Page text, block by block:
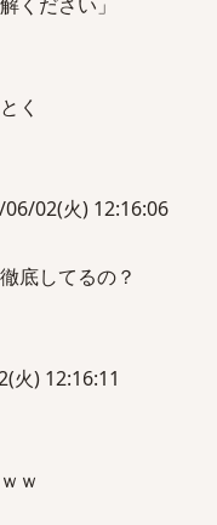
く
02(火) 12:16:06
底してるの？
火) 12:16:11
ｗ